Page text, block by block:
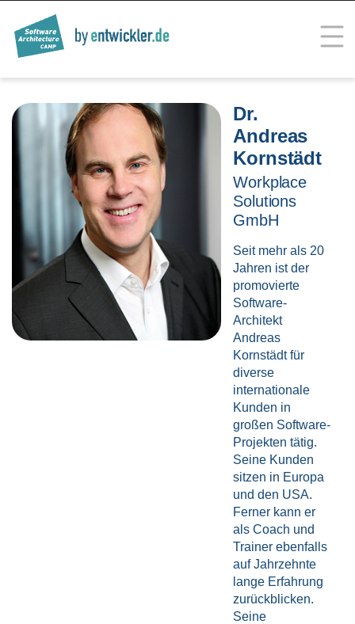
content
SOFTWARE ARCHITECTURE
Dr.
Andreas
Kornstädt
Workplace
Solutions
GmbH
Seit mehr als 20
Jahren ist der
promovierte
Software-
Architekt
Andreas
Kornstädt für
diverse
internationale
Kunden in
großen Software-
Projekten tätig.
Seine Kunden
sitzen in Europa
und den USA.
Ferner kann er
als Coach und
Trainer ebenfalls
auf Jahrzehnte
lange Erfahrung
zurückblicken.
Seine